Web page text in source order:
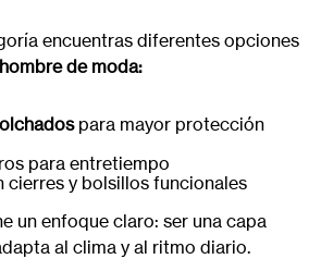
encuentras diferentes opciones
de moda:
para mayor protección
para entretiempo
cierres y bolsillos funcionales
un enfoque claro: ser una capa
al clima y al ritmo diario.